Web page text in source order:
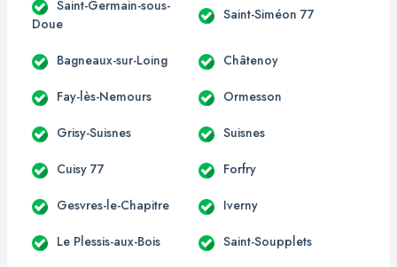
Saint-Germain-sous-
Doue
Saint-Siméon 77
Bagneaux-sur-Loing Châtenoy
Fay-lès-Nemours Ormesson
Grisy-Suisnes Suisnes
Cuisy 77 Forfry
Gesvres-le-Chapitre Iverny
Le Plessis-aux-Bois Saint-Soupplets